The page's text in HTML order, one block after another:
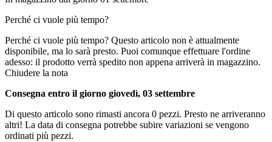
Perché ci vuole più tempo?
Perché ci vuole più tempo? Questo articolo non è attualmente
disponibile, ma lo sarà presto. Puoi comunque effettuare l'ordine
adesso: il prodotto verrà spedito non appena arriverà in magazzino.
Chiudere la nota
Consegna entro il giorno giovedì, 03 settembre
Di questo articolo sono rimasti ancora 0 pezzi. Presto ne arriveranno
altri! La data di consegna potrebbe subire variazioni se vengono
ordinati più pezzi.